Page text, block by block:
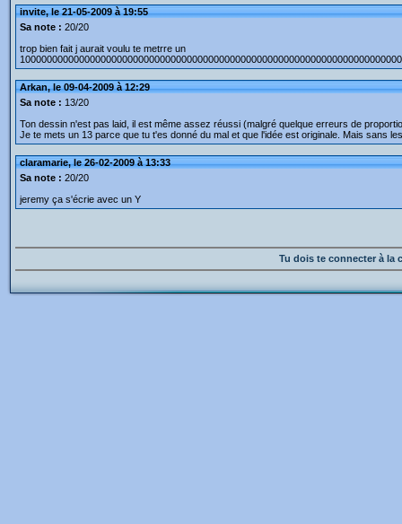
invite, le 21-05-2009 à 19:55
Sa note : 20/20
trop bien fait j aurait voulu te metrre un
Arkan, le 09-04-2009 à 12:29
Sa note : 13/20
Ton dessin n'est pas laid, il est même assez réussi (malgré quelque erreurs de
Je te mets un 13 parce que tu t'es donné du mal et que l'idée est originale. Mais sans
claramarie, le 26-02-2009 à 13:33
Sa note : 20/20
jeremy ça s'écrie avec un Y
Tu dois te connecter à la